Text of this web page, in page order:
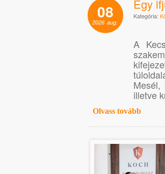
08
2026 aug.
Egy
Kategória:
A
illetve
Olvass tovább